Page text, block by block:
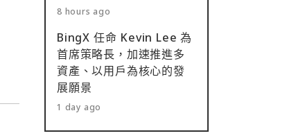
8 hours ago
BingX 任命 Kevin Lee 為
首席策略長，加速推進多
資產、以用戶為核心的發
展願景
1 day ago